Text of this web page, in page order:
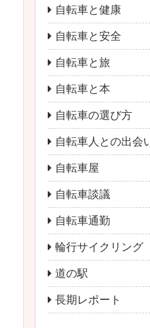
自転車と健康
自転車と安全
自転車と旅
自転車と本
自転車の選び方
自転車人との出会
自転車屋
自転車談議
自転車通勤
輪行サイクリング
道の駅
長期レポート